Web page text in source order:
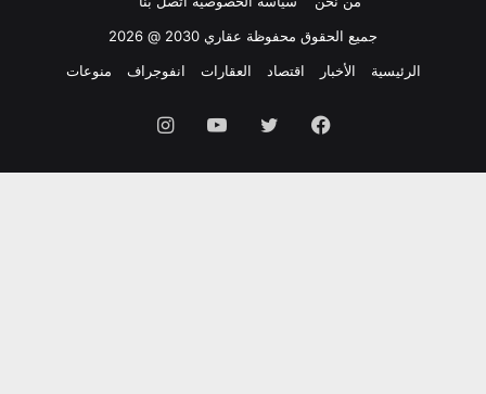
جميع الحقوق محفوظة عقاري 2030 @ 2026
الرئيسية
الأخبار اقتصاد العقارات انفوجراف منوعات
فيسبوك تويتر يوتيوب